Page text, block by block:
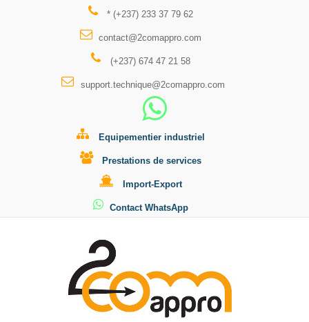
* (+237) 233 37 79 62
contact@2comappro.com
(+237) 674 47 21 58
support.technique@2comappro.com
Equipementier industriel
Prestations de services
Import-Export
Contact WhatsApp